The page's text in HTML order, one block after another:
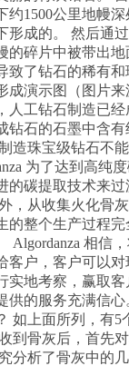
约1500公里地幔
形成的。 然后通
的碎片中被带出地
致了钻石的稀有
成演示图（图片来
人工钻石制造已
钻石的石墨中含
造珠宝级钻石不
为了达到高纯
的碳提取技术来
，从收集火化骨
的整个生产过程
Algordanza 相信
客户，客户可以
实地考察，赢取
供的服务充满信心
如上面所列，有5
到骨灰后，首先
分析了骨灰中的